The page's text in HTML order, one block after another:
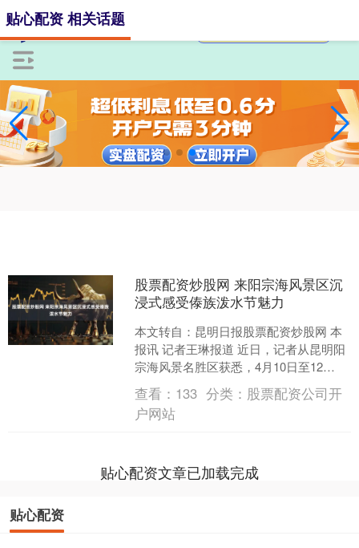
贴心配资 相关话题
股票配资炒股网 来阳宗海风景区沉
浸式感受傣族泼水节魅力
本文转自：昆明日报股票配资炒股网 本
报讯 记者王琳报道 近日，记者从昆明阳
宗海风景名胜区获悉，4月10日至12
日，“风华绝傣·蜜门咋哩”泼水节民族文化
嘉年华将在....
查看： 133 分类： 股票配资公司开
户网站
贴心配资文章已加载完成
贴心配资